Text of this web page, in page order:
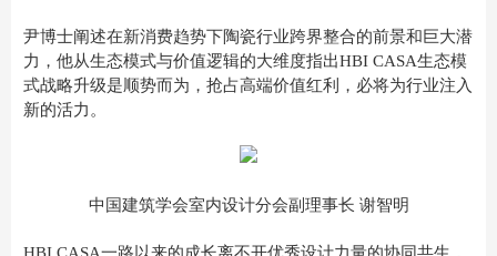
尹博士阐述在新消费趋势下陶瓷行业跨界整合的前景和巨大潜
力，他从生态模式与价值逻辑的大维度指出HBI CASA生态模
式战略升级是顺势而为，抢占高端价值红利，必将为行业注入
新的活力。
中国建筑学会室内设计分会副理事长 谢智明